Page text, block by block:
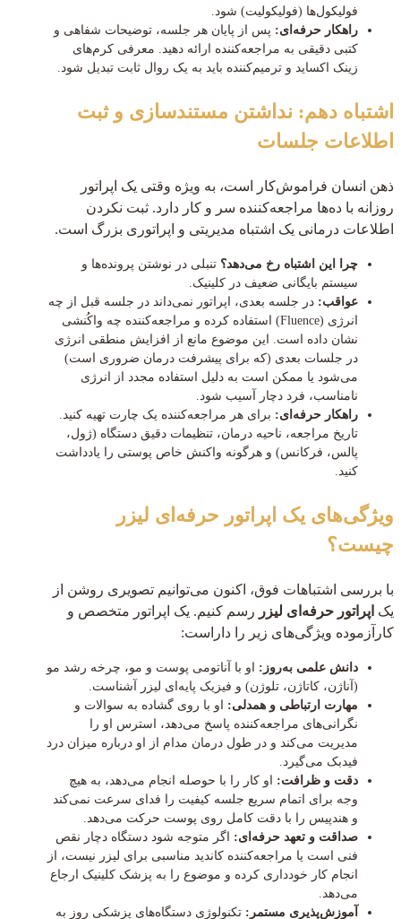
فولیکول‌ها (فولیکولیت) شود.
راهکار حرفه‌ای: پس از پایان هر جلسه، توضیحات شفاهی و
کتبی دقیقی به مراجعه‌کننده ارائه دهید. معرفی کرم‌های
زینک اکساید و ترمیم‌کننده باید به یک روال ثابت تبدیل شود.
اشتباه دهم: نداشتن مستندسازی و ثبت
اطلاعات جلسات
ذهن انسان فراموش‌کار است، به ویژه وقتی یک اپراتور
روزانه با ده‌ها مراجعه‌کننده سر و کار دارد. ثبت نکردن
اطلاعات درمانی یک اشتباه مدیریتی و اپراتوری بزرگ است.
چرا این اشتباه رخ می‌دهد؟ تنبلی در نوشتن پرونده‌ها و
سیستم بایگانی ضعیف در کلینیک.
عواقب: در جلسه بعدی، اپراتور نمی‌داند در جلسه قبل از چه
انرژی (Fluence) استفاده کرده و مراجعه‌کننده چه واکُنشی
نشان داده است. این موضوع مانع از افزایش منطقی انرژی
در جلسات بعدی (که برای پیشرفت درمان ضروری است)
می‌شود یا ممکن است به دلیل استفاده مجدد از انرژی
نامناسب، فرد دچار آسیب شود.
راهکار حرفه‌ای: برای هر مراجعه‌کننده یک چارت تهیه کنید.
تاریخ مراجعه، ناحیه درمان، تنظیمات دقیق دستگاه (ژول،
پالس، فرکانس) و هرگونه واکنش خاص پوستی را یادداشت
کنید.
ویژگی‌های یک اپراتور حرفه‌ای لیزر
چیست؟
با بررسی اشتباهات فوق، اکنون می‌توانیم تصویری روشن از
یک اپراتور حرفه‌ای لیزر رسم کنیم. یک اپراتور متخصص و
کارآزموده ویژگی‌های زیر را داراست:
دانش علمی به‌روز: او با آناتومی پوست و مو، چرخه رشد مو
(آناژن، کاتاژن، تلوژن) و فیزیک پایه‌ای لیزر آشناست.
مهارت ارتباطی و همدلی: او با روی گشاده به سوالات و
نگرانی‌های مراجعه‌کننده پاسخ می‌دهد، استرس او را
مدیریت می‌کند و در طول درمان مدام از او درباره میزان درد
فیدبک می‌گیرد.
دقت و ظرافت: او کار را با حوصله انجام می‌دهد، به هیچ
وجه برای اتمام سریع جلسه کیفیت را فدای سرعت نمی‌کند
و هندپیس را با دقت کامل روی پوست حرکت می‌دهد.
صداقت و تعهد حرفه‌ای: اگر متوجه شود دستگاه دچار نقص
فنی است یا مراجعه‌کننده کاندید مناسبی برای لیزر نیست، از
انجام کار خودداری کرده و موضوع را به پزشک کلینیک ارجاع
می‌دهد.
آموزش‌پذیری مستمر: تکنولوژی دستگاه‌های پزشکی روز به